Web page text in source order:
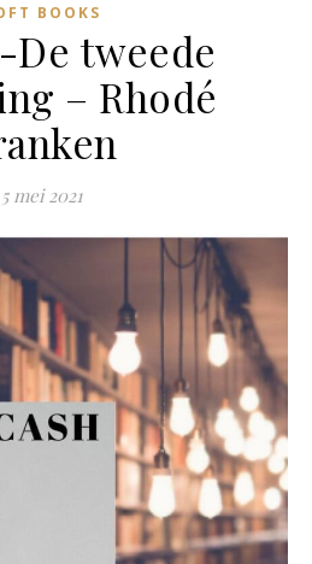
BOOKS
De tweede
– Rhodé
5 mei 2021